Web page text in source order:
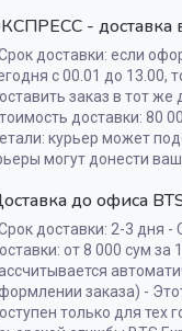
- доставка
доставки: если
с 00.01 до 13.00,
заказ в тот же
доставки: 80
курьер может
могут донести ваш
до офиса
доставки: 2-3 дня -
от 8 000 сум за
заказа) -
только для тех